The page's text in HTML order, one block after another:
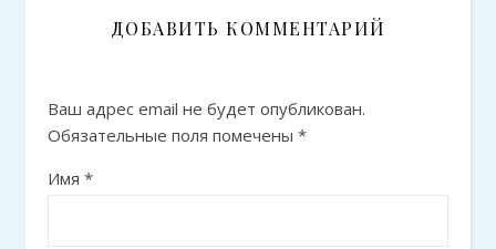
ДОБАВИТЬ КОММЕНТАРИЙ
Ваш адрес email не будет опубликован.
Обязательные поля помечены *
Имя *